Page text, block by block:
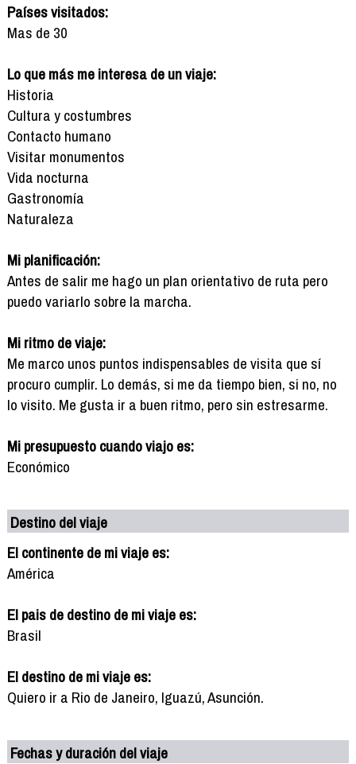
Países visitados:
Mas de 30
Lo que más me interesa de un viaje:
Historia
Cultura y costumbres
Contacto humano
Visitar monumentos
Vida nocturna
Gastronomía
Naturaleza
Mi planificación:
Antes de salir me hago un plan orientativo de ruta pero
puedo variarlo sobre la marcha.
Mi ritmo de viaje:
Me marco unos puntos indispensables de visita que sí
procuro cumplir. Lo demás, si me da tiempo bien, si no, no
lo visito. Me gusta ir a buen ritmo, pero sin estresarme.
Mi presupuesto cuando viajo es:
Económico
Destino del viaje
El continente de mi viaje es:
América
El pais de destino de mi viaje es:
Brasil
El destino de mi viaje es:
Quiero ir a Rio de Janeiro, Iguazú, Asunción.
Fechas y duración del viaje